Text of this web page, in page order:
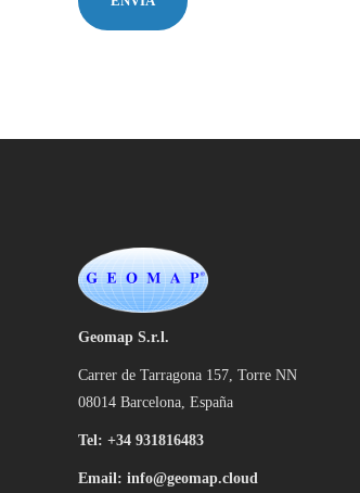
Geomap S.r.l.
Carrer de Tarragona 157, Torre NN
08014 Barcelona, España
Tel: +34 931816483
Email: info@geomap.cloud